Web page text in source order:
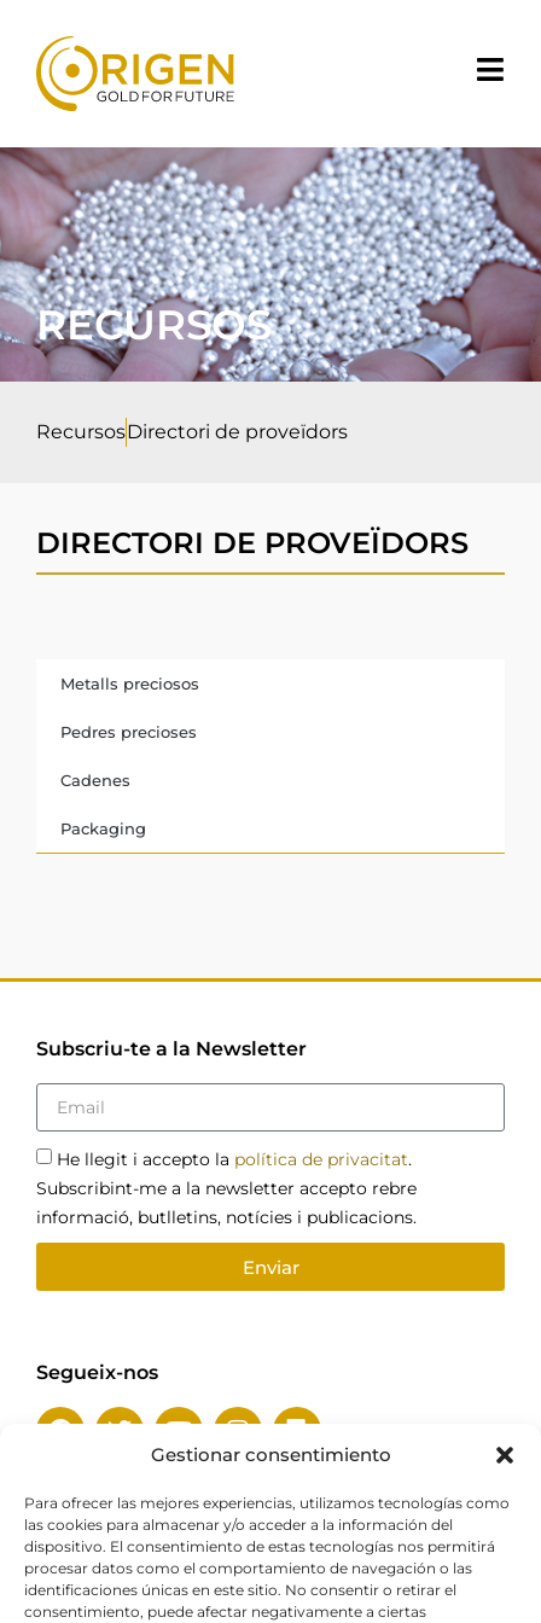
Gestionar consentimiento
Para ofrecer las mejores experiencias, utilizamos tecnologías como
las cookies para almacenar y/o acceder a la información del
dispositivo. El consentimiento de estas tecnologías nos permitirá
procesar datos como el comportamiento de navegación o las
identificaciones únicas en este sitio. No consentir o retirar el
consentimiento, puede afectar negativamente a ciertas
RECURSOS
RecursosDirectori de proveïdors
DIRECTORI DE PROVEÏDORS
Metalls preciosos
Pedres precioses
Cadenes
Packaging
Subscriu-te a la Newsletter
He llegit i accepto la política de privacitat.
Subscribint-me a la newsletter accepto rebre
informació, butlletins, notícies i publicacions.
Enviar
Segueix-nos
Amb el suport de